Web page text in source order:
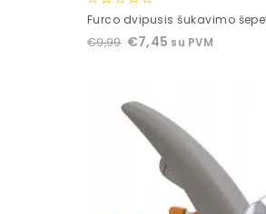
0
of
Furco dvipusis šukavimo
€9,99 €7,45 su PVM